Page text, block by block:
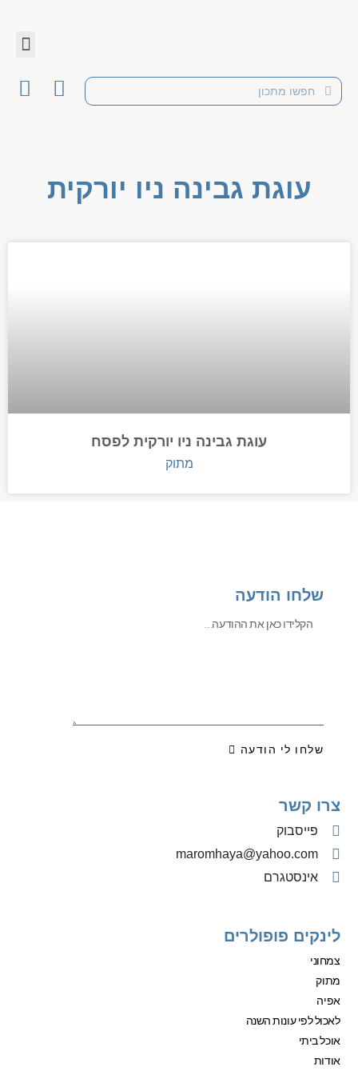
עוגת גבינה ניו יורקית
עוגת גבינה ניו יורקית לפסח
מתוק
שלחו הודעה
שלחו לי הודעה
צרו קשר
פייסבוק
‫maromhaya@yahoo.com
אינסטגרם
לינקים פופולרים
צמחוני
מתוק
אפיה
לאכול לפי עונות השנה
אוכל ביתי
אודות